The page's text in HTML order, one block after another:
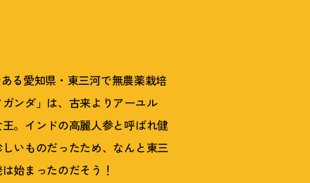
る愛知県・東三河で無農薬栽培
ンダ」は、古来よりアーユル
。インドの高麗人参と呼ばれ健
いものだったため、なんと東三
始まったのだそう ！